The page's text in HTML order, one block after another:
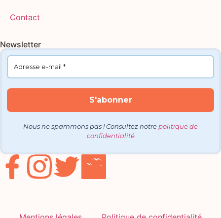
Contact
Newsletter
Nous ne spammons pas ! Consultez notre politique de
confidentialité